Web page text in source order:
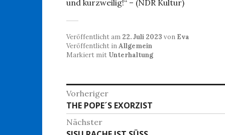
und kurzweilig!“ – (NDR Kultur)
Veröffentlicht am 22. Juli 2023 von Eva
Veröffentlicht inAllgemein
Markiert mit Unterhaltung
Beitragsnavigation
Vorheriger
Vorheriger
Beitrag:
THE POPE´S EXORZIST
Nächster